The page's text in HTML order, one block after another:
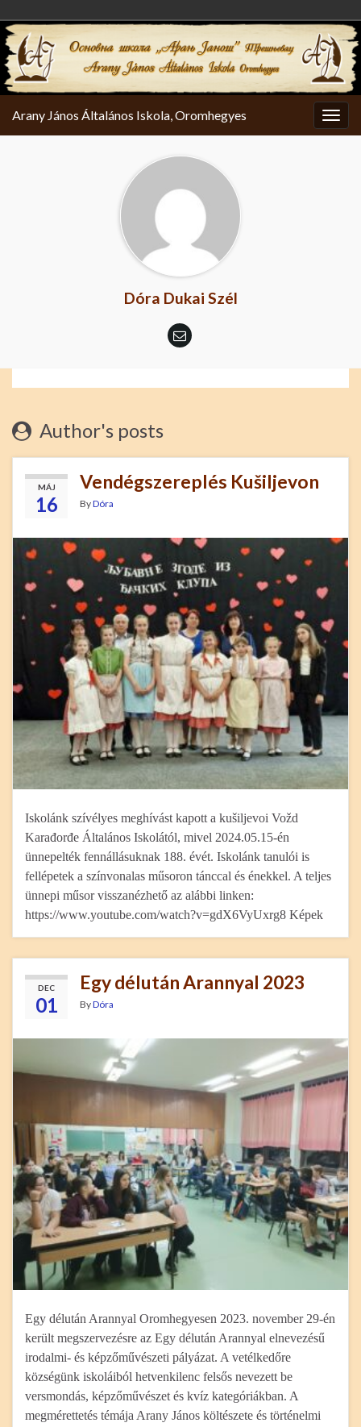
Arany János Általános Iskola, Oromhegyes
Dóra Dukai Szél
Author's posts
MÁJ
16
Vendégszereplés Kušiljevon
ByDóra
Iskolánk szívélyes meghívást kapott a kušiljevoi Vožd
Karađorđe Általános Iskolától, mivel 2024.05.15-én
ünnepelték fennállásuknak 188. évét. Iskolánk tanulói is
fellépetek a színvonalas műsoron tánccal és énekkel. A teljes
ünnepi műsor visszanézhető az alábbi linken:
https://www.youtube.com/watch?v=gdX6VyUxrg8 Képek
DEC
01
Egy délután Arannyal 2023
ByDóra
Egy délután Arannyal Oromhegyesen 2023. november 29-én
került megszervezésre az Egy délután Arannyal elnevezésű
irodalmi- és képzőművészeti pályázat. A vetélkedőre
községünk iskoláiból hetvenkilenc felsős nevezett be
versmondás, képzőművészet és kvíz kategóriákban. A
megmérettetés témája Arany János költészete és történelmi